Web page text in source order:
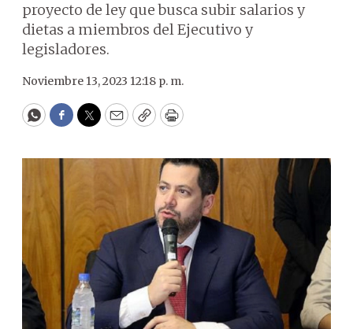
proyecto de ley que busca subir salarios y
dietas a miembros del Ejecutivo y
legisladores.
Noviembre 13, 2023 12:18 p. m.
WhatsApp
Facebook
Twitter
EmailCopyPrint